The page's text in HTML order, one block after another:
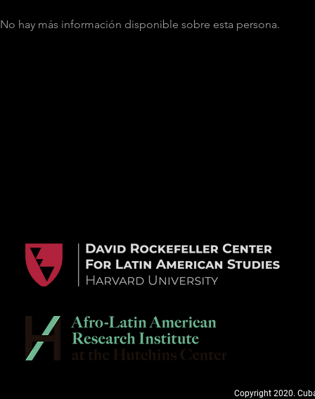
No hay más información disponible sobre esta persona.
Copyright 2020.